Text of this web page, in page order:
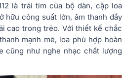
là trái tim của bộ dàn, cặp loa
hữu công suất lớn, âm thanh đầy
cao trong trẻo. Với thiết kế chắc
mạnh mẽ, loa phù hợp hoàn
cũng như nghe nhạc chất lượng